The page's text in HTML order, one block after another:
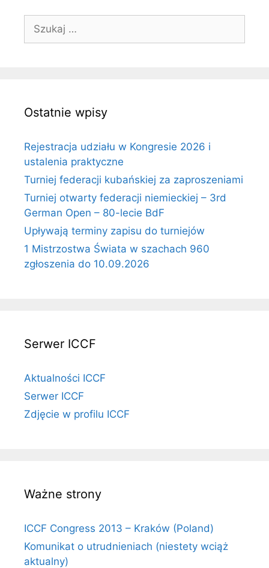
Szukaj:
Ostatnie wpisy
Rejestracja udziału w Kongresie 2026 i
ustalenia praktyczne
Turniej federacji kubańskiej za zaproszeniami
Turniej otwarty federacji niemieckiej – 3rd
German Open – 80-lecie BdF
Upływają terminy zapisu do turniejów
1 Mistrzostwa Świata w szachach 960
zgłoszenia do 10.09.2026
Serwer ICCF
Aktualności ICCF
Serwer ICCF
Zdjęcie w profilu ICCF
Ważne strony
ICCF Congress 2013 – Kraków (Poland)
Komunikat o utrudnieniach (niestety wciąż
aktualny)